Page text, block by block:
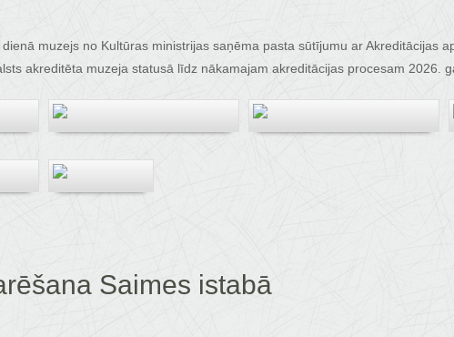
muzejs no Kultūras ministrijas saņēma pasta sūtījumu ar Akreditācijas
akreditēta muzeja statusā līdz nākamajam akreditācijas procesam 2026.
Saimes istabā